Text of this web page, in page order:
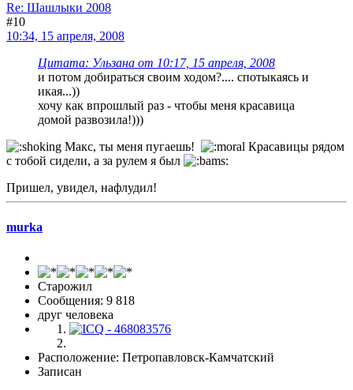
Re: Шашлыки 2008
#10
10:34, 15 апреля, 2008
Цитата: Ульзана от 10:17, 15 апреля, 2008
и потом добираться своим ходом?.... спотыкаясь и
икая...))
хочу как впрошлый раз - чтобы меня красавица
домой развозила!)))
Макс, ты меня пугаешь!
Красавицы рядом
с тобой сидели, а за рулем я был
Пришел, увидел, нафлудил!
murka
Старожил
Сообщения: 9 818
друг человека
Расположение: Петропавловск-Камчатский
Записан